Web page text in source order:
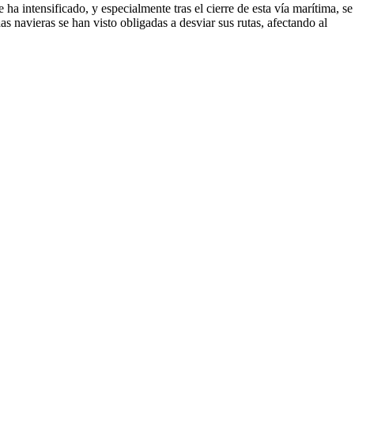
intensificado, y especialmente tras el cierre de esta vía marítima, se
navieras se han visto obligadas a desviar sus rutas, afectando al